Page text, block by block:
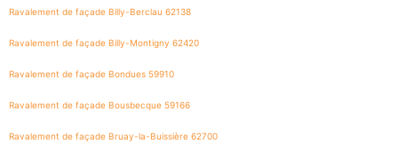
Ravalement de façade Billy-Berclau 62138
Ravalement de façade Billy-Montigny 62420
Ravalement de façade Bondues 59910
Ravalement de façade Bousbecque 59166
Ravalement de façade Bruay-la-Buissière 62700